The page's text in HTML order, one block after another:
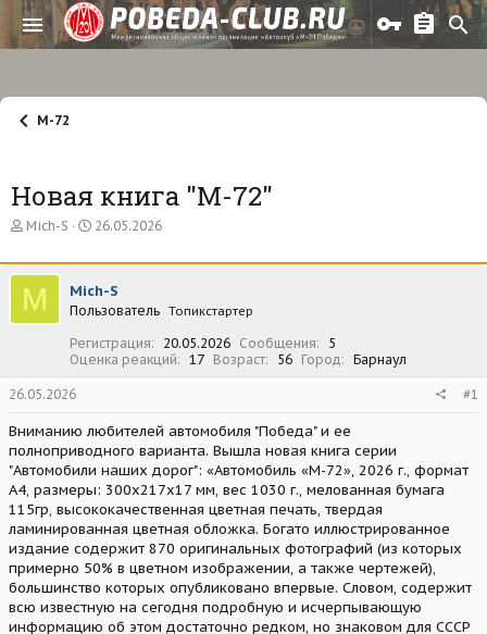
М-72
Новая книга "М-72"
А
т
о
р
т
Mich-S
Д
т
н
а
а
л
а
26.05.2026
M Mich-S
Пользователь Топикстартер
Регистрация 20.05.2026 Сообщения
5
Оценка реакций
17 Возраст 56 Город Барнаул
26.05.2026 #1
Вниманию любителей автомобиля "Победа" и ее
полноприводного варианта. Вышла новая книга серии
"Автомобили наших дорог": «Автомобиль «М-72», 2026 г., формат
А4, размеры: 300х217х17 мм, вес 1030 г., мелованная бумага
115гр, высококачественная цветная печать, твердая
ламинированная цветная обложка. Богато иллюстрированное
издание содержит 870 оригинальных фотографий (из которых
примерно 50% в цветном изображении, а также чертежей),
большинство которых опубликовано впервые. Словом, содержит
всю известную на сегодня подробную и исчерпывающую
информацию об этом достаточно редком, но знаковом для СССР